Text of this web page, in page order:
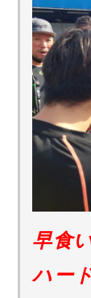
早食
ハー